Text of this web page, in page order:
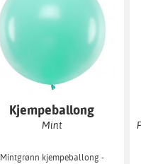
Kjempeballong
ensfarget
Mint
Mintgrønn kjempeballong -